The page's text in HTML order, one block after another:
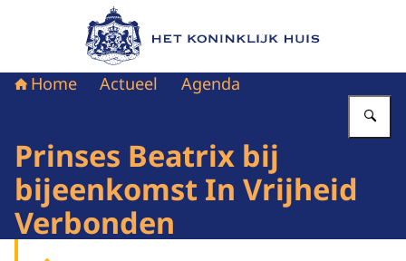
Naar de homepage van Het Koninklijk Huis
Home Actueel Agenda
Prinses Beatrix bij
bijeenkomst In Vrijheid
Verbonden